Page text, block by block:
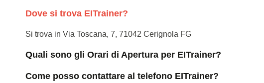
Dove si trova EITrainer?
Si trova in Via Toscana, 7, 71042 Cerignola FG
Quali sono gli Orari di Apertura per EITrainer?
Come posso contattare al telefono EITrainer?